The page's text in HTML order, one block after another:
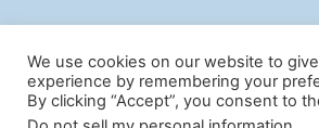
We use cookies on our website to
experience by remembering your
By clicking “Accept”, you consent to